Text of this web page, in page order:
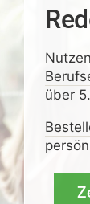
über